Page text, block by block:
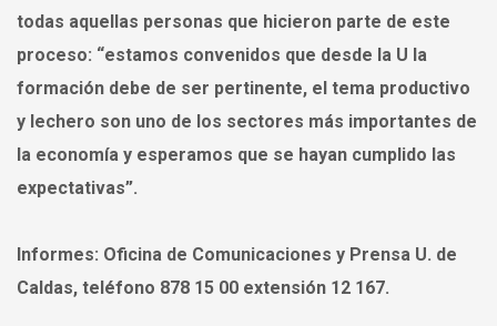
todas aquellas personas que hicieron parte de este
proceso: “estamos convenidos que desde la U la
formación debe de ser pertinente, el tema productivo
y lechero son uno de los sectores más importantes de
la economía y esperamos que se hayan cumplido las
expectativas”.
Informes: Oficina de Comunicaciones y Prensa U. de
Caldas, teléfono 878 15 00 extensión 12 167.